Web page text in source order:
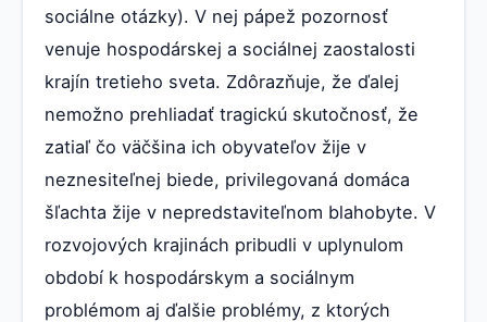
sociálne otázky). V nej pápež pozornosť
venuje hospodárskej a sociálnej zaostalosti
krajín tretieho sveta. Zdôrazňuje, že ďalej
nemožno prehliadať tragickú skutočnosť, že
zatiaľ čo väčšina ich obyvateľov žije v
neznesiteľnej biede, privilegovaná domáca
šľachta žije v nepredstaviteľnom blahobyte. V
rozvojových krajinách pribudli v uplynulom
období k hospodárskym a sociálnym
problémom aj ďalšie problémy, z ktorých